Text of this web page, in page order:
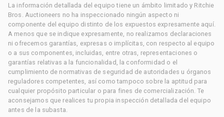
La información detallada del equipo tiene un ámbito limitado y Ritchie
Bros. Auctioneers no ha inspeccionado ningún aspecto ni
componente del equipo distinto de los expuestos expresamente aquí.
A menos que se indique expresamente, no realizamos declaraciones
ni ofrecemos garantías, expresas o implícitas, con respecto al equipo
o a sus componentes, incluidas, entre otras, representaciones o
garantías relativas a la funcionalidad, la conformidad o el
cumplimiento de normativas de seguridad de autoridades u órganos
reguladores competentes, así como tampoco sobre la aptitud para
cualquier propósito particular o para fines de comercialización. Te
aconsejamos que realices tu propia inspección detallada del equipo
antes de la subasta.